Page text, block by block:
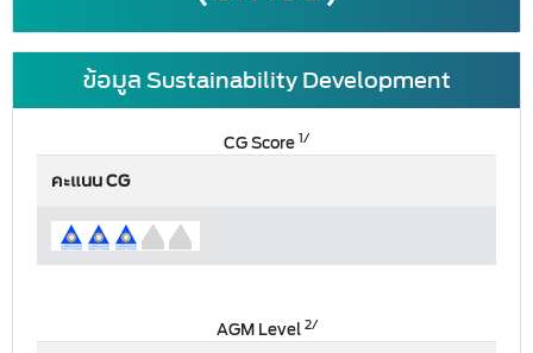
ข้อมูล Sustainability Development
CG Score1/
คะแนน CG
AGM Level2/